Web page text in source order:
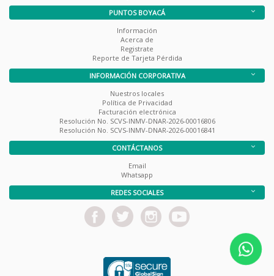
PUNTOS BOYACÁ
Información
Acerca de
Registrate
Reporte de Tarjeta Pérdida
INFORMACIÓN CORPORATIVA
Nuestros locales
Política de Privacidad
Facturación electrónica
Resolución No. SCVS-INMV-DNAR-2026-00016806
Resolución No. SCVS-INMV-DNAR-2026-00016841
CONTÁCTANOS
Email
Whatsapp
REDES SOCIALES